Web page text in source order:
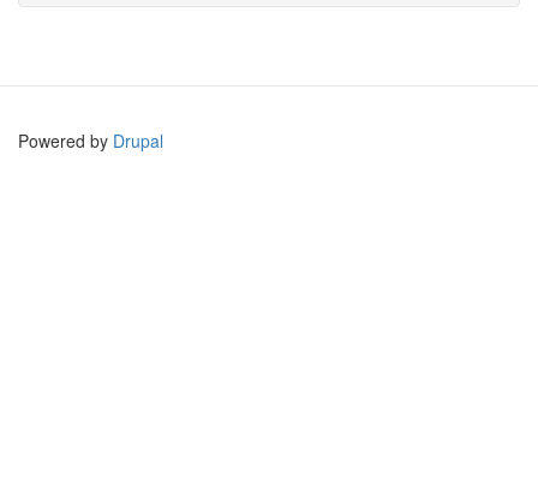
Powered by Drupal